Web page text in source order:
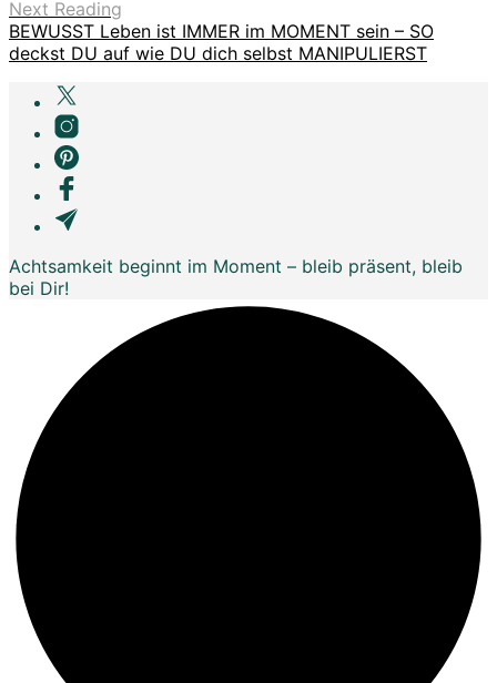
Next Reading
BEWUSST Leben ist IMMER im MOMENT sein – SO
deckst DU auf wie DU dich selbst MANIPULIERST
Achtsamkeit beginnt im Moment – bleib präsent, bleib
bei Dir!